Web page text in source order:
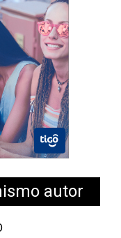
autor